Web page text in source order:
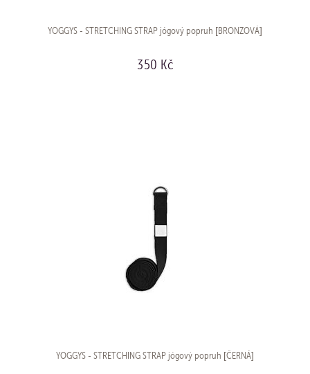
YOGGYS - STRETCHING STRAP jógový popruh [BRONZOVÁ]
350 Kč
YOGGYS - STRETCHING STRAP jógový popruh [ČERNÁ]